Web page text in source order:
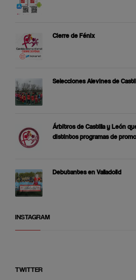
Cierre de Fénix
Selecciones Alevines de
Árbitros de Castilla y León
distintos programas de
Debutantes en Valladolid
INSTAGRAM
TWITTER